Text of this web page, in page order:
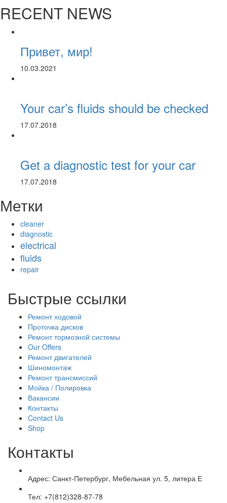
RECENT NEWS
Привет, мир!
10.03.2021
Your car’s fluids should be checked
17.07.2018
Get a diagnostic test for your car
17.07.2018
Метки
cleaner
diagnostic
electrical
fluids
repair
Быстрые ссылки
Ремонт ходовой
Проточка дисков
Ремонт тормозной системы
Our Offers
Ремонт двигателей
Шиномонтаж
Ремонт трансмиссий
Мойка / Полировка
Вакансии
Контакты
Contact Us
Shop
Контакты
Адрес: Санкт-Петербург, Мебельная ул. 5, литера Е
Тел: +7(812)328-87-78